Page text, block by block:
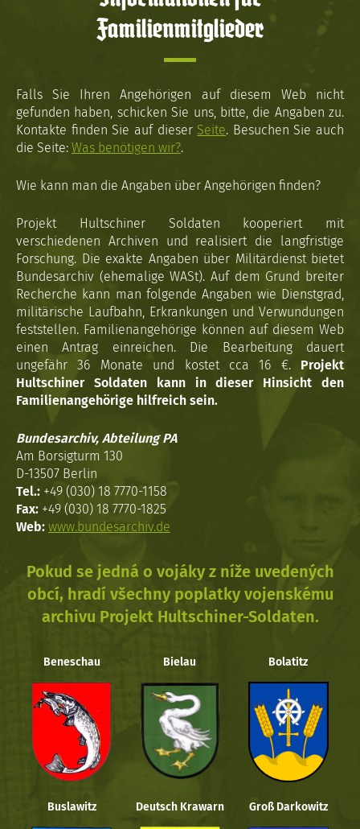
Familienmitglieder
Falls Sie Ihren Angehörigen auf diesem Web nicht
gefunden haben, schicken Sie uns, bitte, die Angaben zu.
Kontakte finden Sie auf dieser Seite. Besuchen Sie auch
die Seite: Was benötigen wir?.
Wie kann man die Angaben über Angehörigen finden?
Projekt Hultschiner Soldaten kooperiert mit
verschiedenen Archiven und realisiert die langfristige
Forschung. Die exakte Angaben über Militärdienst bietet
Bundesarchiv (ehemalige WASt). Auf dem Grund breiter
Recherche kann man folgende Angaben wie Dienstgrad,
militärische Laufbahn, Erkrankungen und Verwundungen
feststellen. Familienangehörige können auf diesem Web
einen Antrag einreichen. Die Bearbeitung dauert
ungefähr 36 Monate und kostet cca 16 €. Projekt
Hultschiner Soldaten kann in dieser Hinsicht den
Familienangehörige hilfreich sein.
Bundesarchiv, Abteilung PA
Am Borsigturm 130
D-13507 Berlin
Tel.: +49 (030) 18 7770-1158
Fax: +49 (030) 18 7770-1825
Web: www.bundesarchiv.de
Pokud se jedná o vojáky z níže uvedených
obcí, hradí všechny poplatky vojenskému
archivu Projekt Hultschiner-Soldaten.
Beneschau Bielau Bolatitz
Buslawitz Deutsch Krawarn Groß Darkowitz